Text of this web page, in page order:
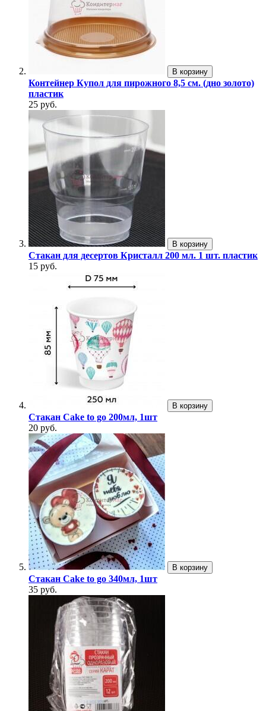
В корзину
Контейнер Купол для пирожного 8,5 см. (дно золото)
пластик
25 руб.
В корзину
Стакан для десертов Кристалл 200 мл. 1 шт. пластик
15 руб.
В корзину
Стакан Cake to go 200мл, 1шт
20 руб.
В корзину
Стакан Cake to go 340мл, 1шт
35 руб.